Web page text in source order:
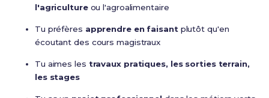
l'agricultureou l'agroalimentaire
Tu préfères apprendre en faisantplutôt qu'en
écoutant des cours magistraux
Tu aimes les travaux pratiques, les sorties terrain,
les stages